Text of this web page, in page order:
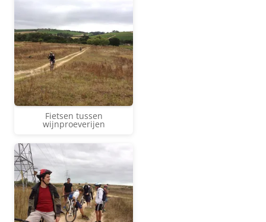
Fietsen tussen
wijnproeverijen